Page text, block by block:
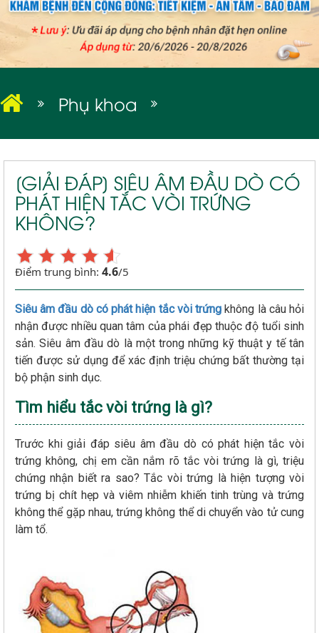
Phụ khoa
Viêm ống dẫn trứng
[GIẢI ĐÁP] SIÊU ÂM ĐẦU DÒ CÓ
PHÁT HIỆN TẮC VÒI TRỨNG
KHÔNG?
Điểm trung bình: 4.6/5
Siêu âm đầu dò có phát hiện tắc vòi trứng không là câu hỏi
nhận được nhiều quan tâm của phái đẹp thuộc độ tuổi sinh
sản. Siêu âm đầu dò là một trong những kỹ thuật y tế tân
tiến được sử dụng để xác định triệu chứng bất thường tại
bộ phận sinh dục.
Tìm hiểu tắc vòi trứng là gì?
Trước khi giải đáp siêu âm đầu dò có phát hiện tắc vòi
trứng không, chị em cần nắm rõ tắc vòi trứng là gì, triệu
chứng nhận biết ra sao? Tắc vòi trứng là hiện tượng vòi
trứng bị chít hẹp và viêm nhiễm khiến tinh trùng và trứng
không thể gặp nhau, trứng không thể di chuyển vào tử cung
làm tổ.